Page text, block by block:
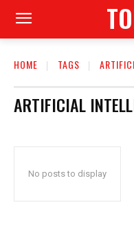
HOME TAGS
ARTIFICIAL
No posts to display